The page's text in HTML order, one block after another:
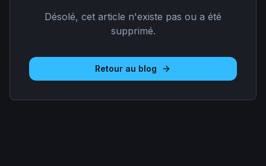
Désolé, cet article n'existe pas ou a été
supprimé.
Retour au blog